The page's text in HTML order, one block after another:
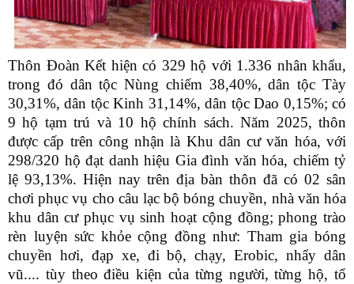
Thôn Đoàn Kết hiện có 329 hộ với 1.336 nhân khẩu,
trong đó dân tộc Nùng chiếm 38,40%, dân tộc Tày
30,31%, dân tộc Kinh 31,14%, dân tộc Dao 0,15%; có
9 hộ tạm trú và 10 hộ chính sách. Năm 2025, thôn
được cấp trên công nhận là Khu dân cư văn hóa, với
298/320 hộ đạt danh hiệu Gia đình văn hóa, chiếm tỷ
lệ 93,13%. Hiện nay trên địa bàn thôn đã có 02 sân
chơi phục vụ cho câu lạc bộ bóng chuyền, nhà văn hóa
khu dân cư phục vụ sinh hoạt cộng đồng; phong trào
rèn luyện sức khỏe cộng đồng như: Tham gia bóng
chuyền hơi, đạp xe, đi bộ, chạy, Erobic, nhẩy dân
vũ.... tùy theo điều kiện của từng người, từng hộ, tổ